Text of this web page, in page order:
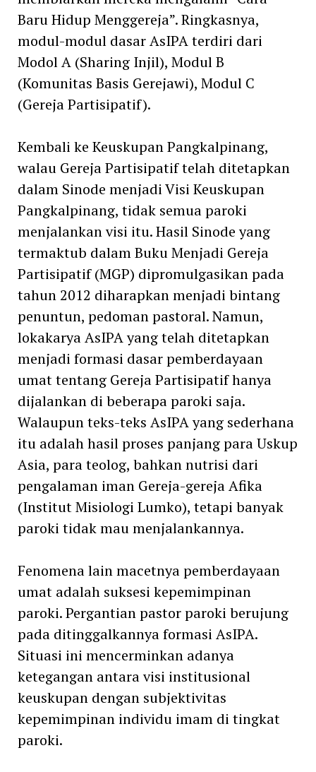
Baru Hidup Menggereja”. Ringkasnya,
modul-modul dasar AsIPA terdiri dari
Modol A (Sharing Injil), Modul B
(Komunitas Basis Gerejawi), Modul C
(Gereja Partisipatif).
Kembali ke Keuskupan Pangkalpinang,
walau Gereja Partisipatif telah ditetapkan
dalam Sinode menjadi Visi Keuskupan
Pangkalpinang, tidak semua paroki
menjalankan visi itu. Hasil Sinode yang
termaktub dalam Buku Menjadi Gereja
Partisipatif (MGP) dipromulgasikan pada
tahun 2012 diharapkan menjadi bintang
penuntun, pedoman pastoral. Namun,
lokakarya AsIPA yang telah ditetapkan
menjadi formasi dasar pemberdayaan
umat tentang Gereja Partisipatif hanya
dijalankan di beberapa paroki saja.
Walaupun teks-teks AsIPA yang sederhana
itu adalah hasil proses panjang para Uskup
Asia, para teolog, bahkan nutrisi dari
pengalaman iman Gereja-gereja Afika
(Institut Misiologi Lumko), tetapi banyak
paroki tidak mau menjalankannya.
Fenomena lain macetnya pemberdayaan
umat adalah suksesi kepemimpinan
paroki. Pergantian pastor paroki berujung
pada ditinggalkannya formasi AsIPA.
Situasi ini mencerminkan adanya
ketegangan antara visi institusional
keuskupan dengan subjektivitas
kepemimpinan individu imam di tingkat
paroki.